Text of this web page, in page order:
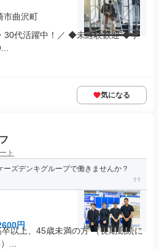
市曲沢町
30代活躍中！／ ◆未経験歓迎 ◆学
気になる
ト
ズデンキグループで働きませんか？
円
以上、45歳未満の方 （長期勤続に
...